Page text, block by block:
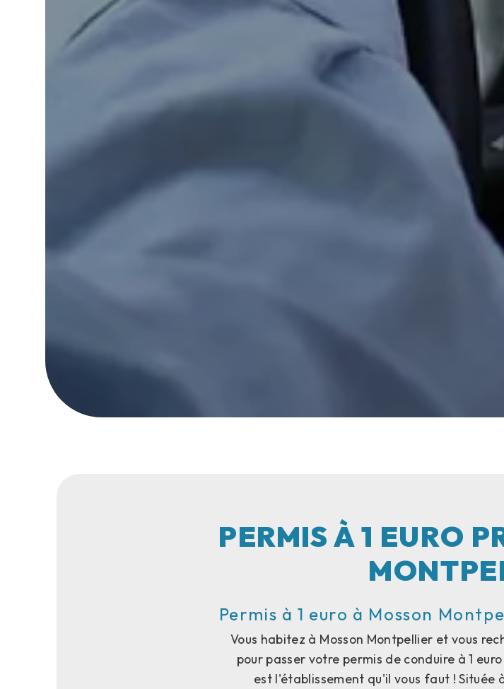
PERMIS À 1 EURO
Permis à 1 euro à Mosson
Vous habitez à Mosson Montpellier et vous
pour passer votre permis de conduire à 1
est l'établissement qu'il vous faut ! Située